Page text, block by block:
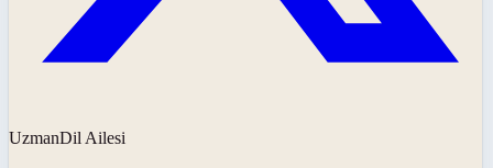
UzmanDil Ailesi